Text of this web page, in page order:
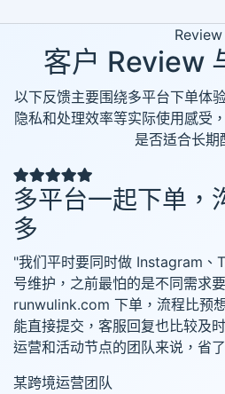
Review
客户 Review
以下反馈主要围绕多平台下单体
隐私和处理效率等实际使用感受
是否适合长期
多平台一起下单，
多
"我们平时要同时做 Instagram
号维护，之前最怕的是不同需求
runwulink.com 下单，流程比预
能直接提交，客服回复也比较及
运营和活动节点的团队来说，省
某跨境运营团队